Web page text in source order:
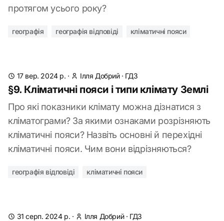
протягом усього року?
географія географія відповіді кліматичні пояси
17 вер. 2024 р. · Ілля Добрий· ГДЗ
§9. Кліматичні пояси і типи клімату Землі
Про які показники клімату можна дізнатися з
кліматограми? За якими ознаками розрізняють
кліматичні пояси? Назвіть основні й перехідні
кліматичні пояси. Чим вони відрізняються?
географія відповіді кліматичні пояси
31 серп. 2024 р. · Ілля Добрий· ГДЗ